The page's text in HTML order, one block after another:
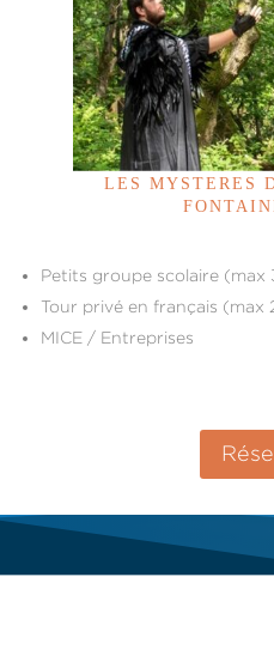
LES MYSTERES
Petits groupe scolaire (max
Tour privé en français (max
MICE / Entreprises